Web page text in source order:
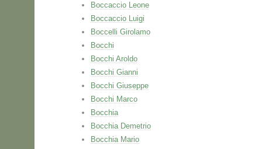
Boccaccio Leone
Boccaccio Luigi
Boccelli Girolamo
Bocchi
Bocchi Aroldo
Bocchi Gianni
Bocchi Giuseppe
Bocchi Marco
Bocchia
Bocchia Demetrio
Bocchia Mario